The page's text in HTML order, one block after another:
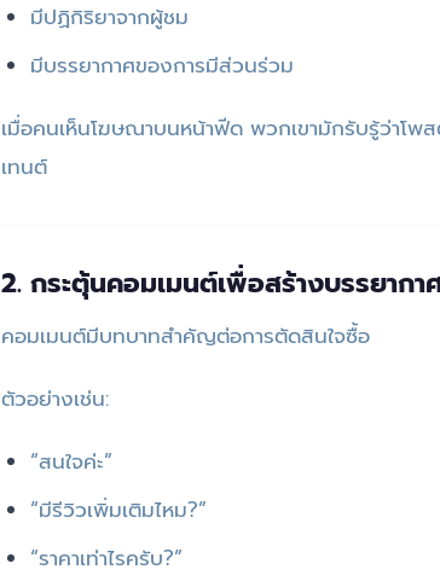
มีปฏิกิริยาจากผู้ชม
มีบรรยากาศของการมีส่วนร่วม
เมื่อคนเห็นโฆษณาบนหน้าฟีด พวกเขามักรับรู้ว่าโ
เทนต์
2. กระตุ้นคอมเมนต์เพื่อสร้างบรรยากา
คอมเมนต์มีบทบาทสำคัญต่อการตัดสินใจซื้อ
ตัวอย่างเช่น:
“สนใจค่ะ”
“มีรีวิวเพิ่มเติมไหม?”
“ราคาเท่าไรครับ?”